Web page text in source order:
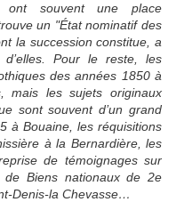
ont souvent une place
un "État nominatif des
la succession constitue, a
d’elles. Pour le reste, les
des années 1850 à
mais les sujets originaux
sont souvent d’un grand
à Bouaine, les réquisitions
à la Bernardière, les
de témoignages sur
de Biens nationaux de 2e
Denis-la Chevasse…